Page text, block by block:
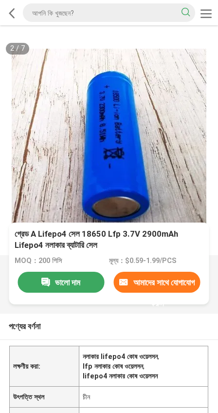
2/ 7
গ্রেড A Lifepo4 সেল 18650 Lfp 3.7V 2900mAh
Lifepo4 নলাকার ব্যাটারি সেল
MOQ：200 পিসি মূল্য：$0.59-1.99/PCS
ভালো দাম আমাদের সাথে যোগাযোগ
করুন
পণ্যের বর্ণনা
লক্ষণীয় করা:
নলাকার lifepo4 কোষ ওয়েলসন,
lfp নলাকার কোষ ওয়েলসন,
lifepo4 নলাকার কোষ ওয়েলসন
উৎপত্তি স্থল চীন